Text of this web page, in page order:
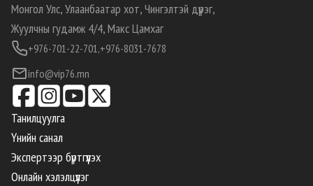
Монгол Улс, Улаанбаатар хот, Чингэлтэй дүүрэг,
Жуулчны гудамж 4/4, Макс Цамхаг
+976-701-22-701,+976-8031-7678
info@vip76.mn
Танилцуулга
Үнийн санал
Экспертээр бүртгүүлэх
Онлайн хэлэлцүүлэг